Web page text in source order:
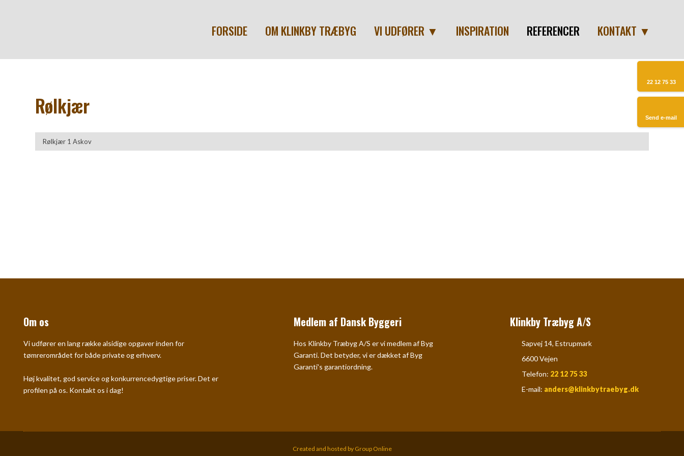
FORSIDE OM KLINKBY TRÆBYG VI UDFØRER ▼ INSPIRATION REFERENCER KONTAKT ▼
22 12 75 33​​
Send e-mail​
Rølkjær​
Rølkjær 1 Askov
Om os
Vi udfører en lang række alsidige opgaver inden for
tømrerområdet for både private og erhverv.
​Høj kvalitet, god service og konkurrencedygtige priser. Det er
profilen på os. Kontakt os i dag!​
Medlem af Dansk Byggeri
Hos Klinkby Træbyg A/S er vi medlem af Byg
Garanti. Det betyder, vi er dækket af Byg
Garanti's garantiordning.
Klinkby Træbyg A/S
​​Sapvej 14, Estrupmark
​​6600 Vejen
​Telefon: ​ 22 12 75 33
E-mail: anders@klinkbytraebyg.dk
Created and hosted by Group Online